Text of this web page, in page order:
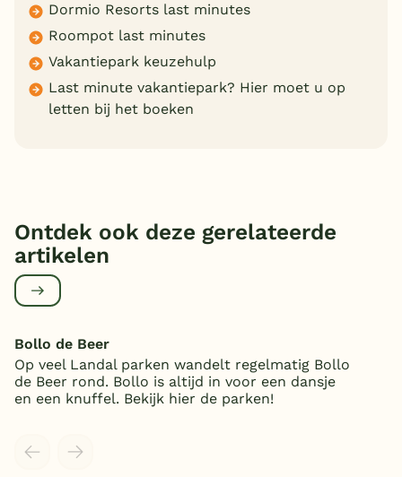
Dormio Resorts last minutes
Roompot last minutes
Vakantiepark keuzehulp
Last minute vakantiepark? Hier moet u op
letten bij het boeken
Ontdek ook deze gerelateerde
artikelen
Bollo de Beer
Op veel Landal parken wandelt regelmatig Bollo
de Beer rond. Bollo is altijd in voor een dansje
en een knuffel. Bekijk hier de parken!